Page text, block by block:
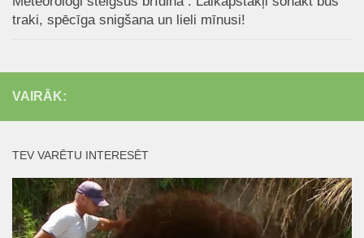
traki, spēcīga snigšana un lieli mīnusi!
VAIRĀK:
TEV VARĒTU INTERESĒT